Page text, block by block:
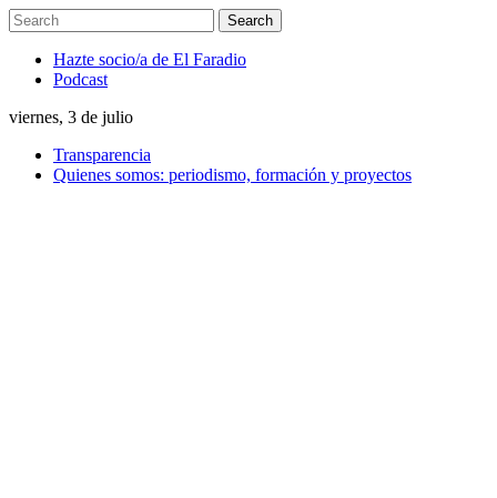
Hazte socio/a de El Faradio
Podcast
viernes, 3 de julio
Transparencia
Quienes somos: periodismo, formación y proyectos